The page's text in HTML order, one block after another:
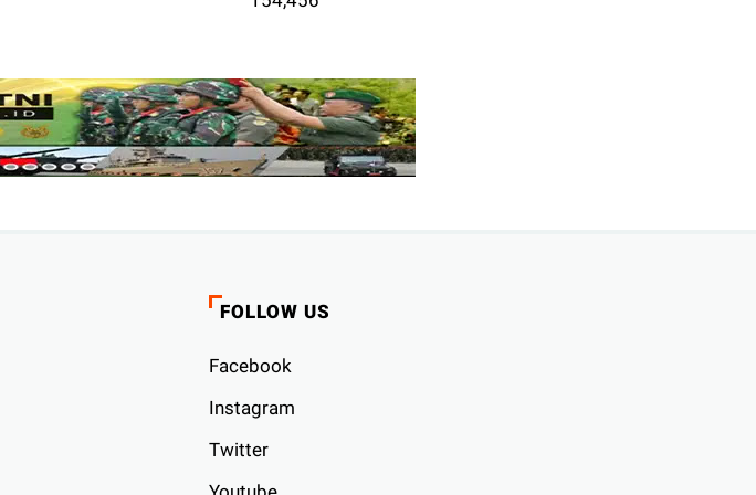
FOLLOW US
Facebook
Instagram
Twitter